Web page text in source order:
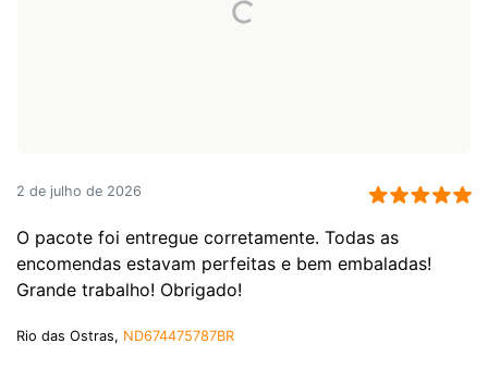
2 de julho de 2026
O pacote foi entregue corretamente. Todas as
encomendas estavam perfeitas e bem embaladas!
Grande trabalho! Obrigado!
Rio das Ostras, ND674475787BR